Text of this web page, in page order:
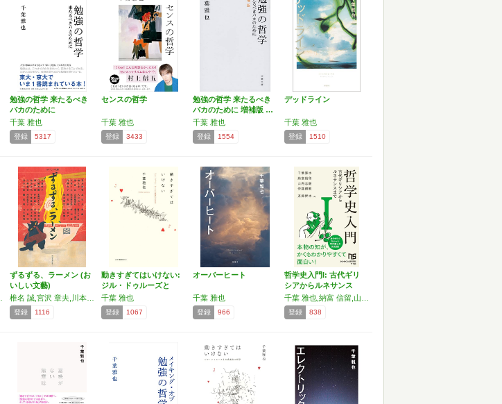
勉強の哲学 来たるべき
バカのために
千葉 雅也
登録 5317
センスの哲学
千葉 雅也
登録 3433
勉強の哲学 来たるべき
バカのために 増補版 …
千葉 雅也
登録 1554
デッドライン
千葉 雅也
登録 1510
ずるずる、ラーメン (お
いしい文藝)
登録 1116
動きすぎてはいけない:
ジル・ドゥルーズと
生…
千葉 雅也
登録 1067
オーバーヒート
千葉 雅也
登録 966
哲学史入門I: 古代ギリ
シアからルネサンス
ま…
登録 838